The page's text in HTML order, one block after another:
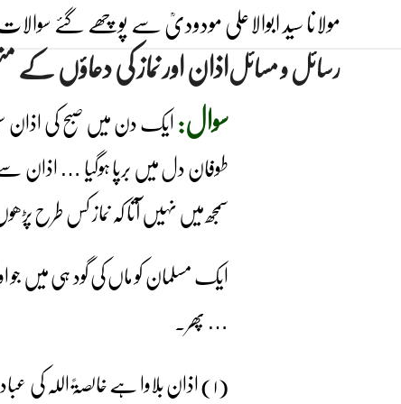
content
مولانا سید ابوالاعلی مودودیؒ سے پوچھے گئے
رسائل و مسائلاذان اور نماز کی دعاؤں کے
سوال:ایک دن میں صبح کی اذان
طوفان دل میں برپا ہوگیا … اذان
سمجھ میں نہیں آتا کہ نماز کس طرح
ایک مسلمان کو ماں کی گود ہی میں
… پھر۔
(۱) اذان بلاوا ہے خالصۃً اللہ کی عبادت کے لیے جس میں اس کا کوئی شریک نہیں تو